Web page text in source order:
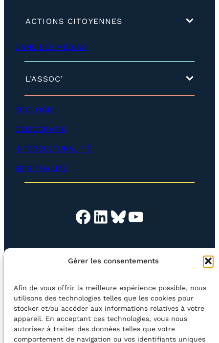
Gérer les consentements
Afin de vous offrir la meilleure expérience possible, nous
utilisons des technologies telles que les cookies pour
stocker et/ou accéder aux informations relatives à votre
appareil. En acceptant ces technologies, vous nous
autorisez à traiter des données telles que votre
comportement de navigation ou vos identifiants uniques
ACTIONS CITOYENNES
p
DANS LES MÉDIAS
L’ASSOC’
é
l
o
p
e
r
)
ÉCOLOGIE
DÉMOCRATIE
INTERCULTURALITÉ
SPIRITUALITÉ
Facebook LinkedIn Bluesky YouTube
EN QUESTION BOUTIQUE NEWSLETTER
CONTACT
Rechercher
©2026 Centre Avec asblBE33 5230​ 8091​ 4546